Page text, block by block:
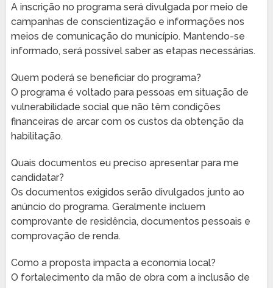
A inscrição no programa será divulgada por meio de
campanhas de conscientização e informações nos
meios de comunicação do município. Mantendo-se
informado, será possível saber as etapas necessárias.
Quem poderá se beneficiar do programa?
O programa é voltado para pessoas em situação de
vulnerabilidade social que não têm condições
financeiras de arcar com os custos da obtenção da
habilitação.
Quais documentos eu preciso apresentar para me
candidatar?
Os documentos exigidos serão divulgados junto ao
anúncio do programa. Geralmente incluem
comprovante de residência, documentos pessoais e
comprovação de renda.
Como a proposta impacta a economia local?
O fortalecimento da mão de obra com a inclusão de